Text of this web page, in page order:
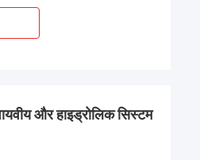
और हाइड्रोलिक सिस्टम